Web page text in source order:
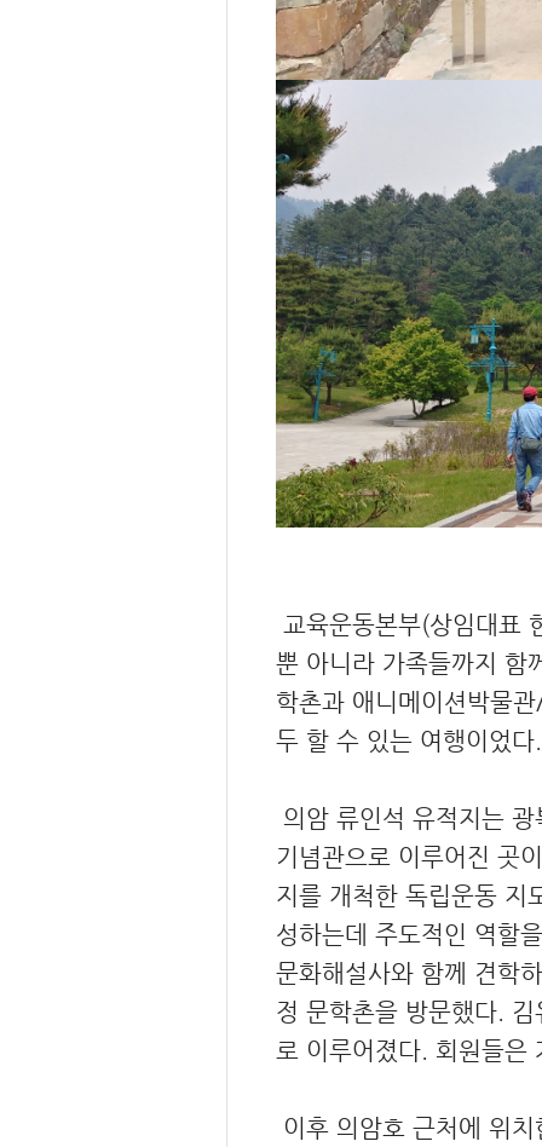
교육운동본부(상임대표
뿐 아니라 가족들까지 함
학촌과 애니메이션박물
두 할 수 있는 여행이었다.
의암 류인석 유적지는
기념관으로 이루어진 곳
지를 개척한 독립운동 지
성하는데 주도적인 역할
문화해설사와 함께 견학
정 문학촌을 방문했다.
로 이루어졌다. 회원들은
이후 의암호 근처에 위